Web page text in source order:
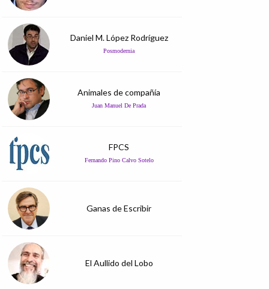
Daniel M. López Rodríguez
Posmodernia
Animales de compañía
Juan Manuel De Prada
FPCS
Fernando Pino Calvo Sotelo
Ganas de Escribir
El Aullido del Lobo